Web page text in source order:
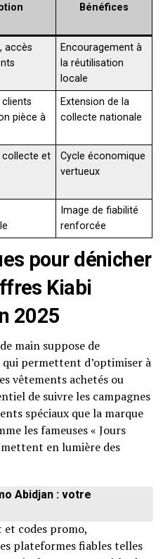
Bénéfices
accès
Encouragement à
la réutilisation
locale
pièce à
Extension de la
collecte nationale
collecte et
Cycle économique
vertueux
Image de fiabilité
renforcée
pour dénicher
Kiabi
2025
main suppose de
permettent d’optimiser à
vêtements achetés ou
de suivre les campagnes
spéciaux que la marque
les fameuses « Jours
en lumière des
Abidjan : votre
et codes promo,
plateformes fiables telles